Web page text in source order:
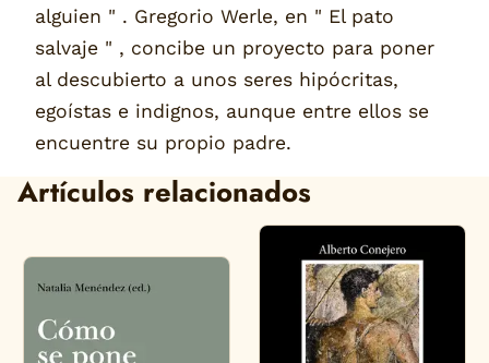
alguien " . Gregorio Werle, en " El pato
salvaje " , concibe un proyecto para poner
al descubierto a unos seres hipócritas,
egoístas e indignos, aunque entre ellos se
encuentre su propio padre.
Artículos relacionados